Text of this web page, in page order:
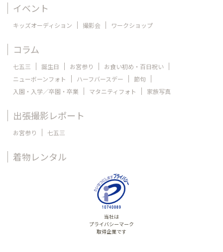
イベント
キッズオーディション 撮影会 ワークショップ
コラム
七五三 誕生日 お宮参り
お食い初め・百日祝い
ニューボーンフォト
ハーフバースデー
節句
入園・入学／卒園・卒業
マタニティフォト 家族写真
出張撮影レポート
お宮参り 七五三
着物レンタル
当社は
プライバシーマーク
取得企業です